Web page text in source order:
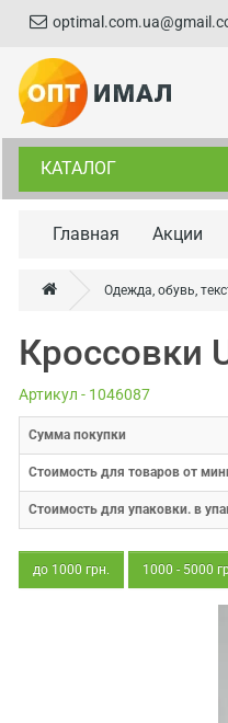
КАТАЛОГ
Главная Акции
Одежда, обувь,
Кроссовки
Артикул - 1046087
Cумма покупки
Стоимость для товаров от
Стоимость для упаковки. в
до 1000 грн. 1000 - 5000